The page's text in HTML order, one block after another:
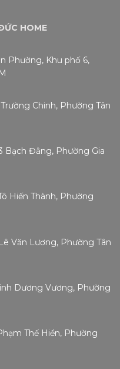
HOME
Phường, Khu phố 6,
Chinh, Phường Tân
Bạch Đằng, Phường Gia
Hiến Thành, Phường
Văn Lương, Phường Tân
Dương Vương, Phường
Thế Hiển, Phường